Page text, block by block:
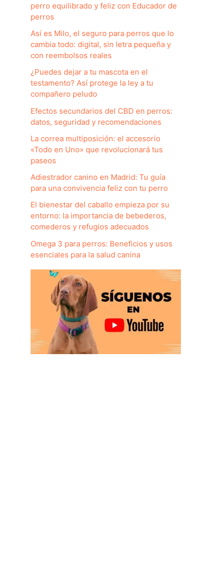
perro equilibrado y feliz con Educador de
perros
Así es Milo, el seguro para perros que lo
cambia todo: digital, sin letra pequeña y
con reembolsos reales
¿Puedes dejar a tu mascota en el
testamento? Así protege la ley a tu
compañero peludo
Efectos secundarios del CBD en perros:
datos, seguridad y recomendaciones
La correa multiposición: el accesorio
«Todo en Uno» que revolucionará tus
paseos
Adiestrador canino en Madrid: Tu guía
para una convivencia feliz con tu perro
El bienestar del caballo empieza por su
entorno: la importancia de bebederos,
comederos y refugios adecuados
Omega 3 para perros: Beneficios y usos
esenciales para la salud canina